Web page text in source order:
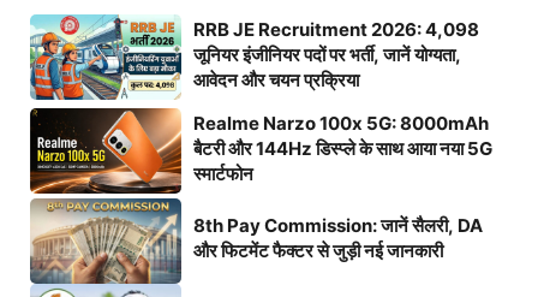
RRB JE Recruitment 2026: 4,098
जूनियर इंजीनियर पदों पर भर्ती, जानें योग्यता,
आवेदन और चयन प्रक्रिया
Realme Narzo 100x 5G: 8000mAh
बैटरी और 144Hz डिस्प्ले के साथ आया नया 5G
स्मार्टफोन
8th Pay Commission: जानें सैलरी, DA
और फिटमेंट फैक्टर से जुड़ी नई जानकारी